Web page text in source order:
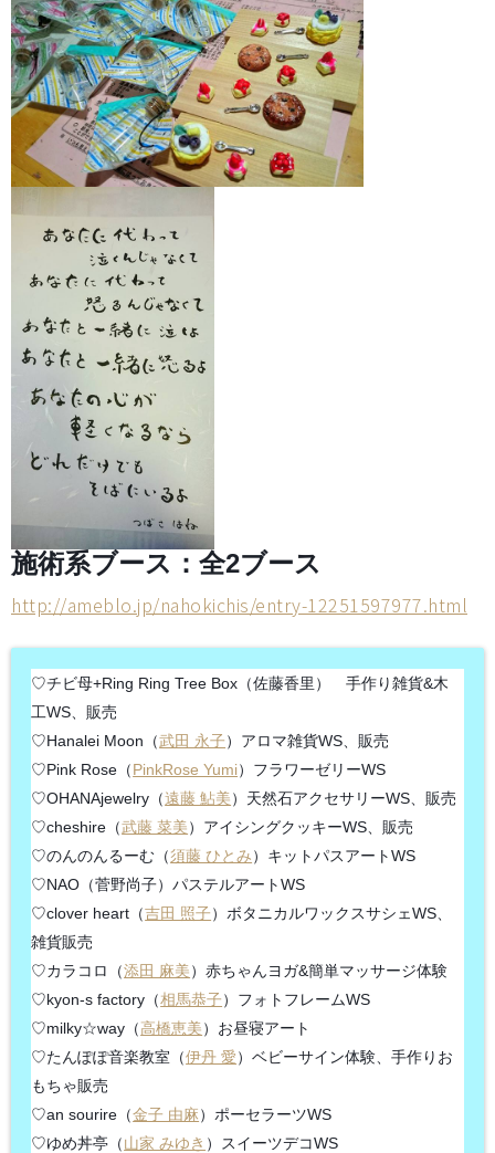
施術系ブース：全2ブース
http://ameblo.jp/nahokichis/entry-12251597977.html
♡チビ母+Ring Ring Tree Box（佐藤香里） 手作り雑貨&木
工WS、販売
♡Hanalei Moon（武田 永子）アロマ雑貨WS、販売
♡Pink Rose（PinkRose Yumi）フラワーゼリーWS
♡OHANAjewelry（遠藤 鮎美）天然石アクセサリーWS、販売
♡cheshire（武藤 菜美）アイシングクッキーWS、販売
♡のんのんるーむ（須藤 ひとみ）キットパスアートWS
♡NAO（菅野尚子）パステルアートWS
♡clover heart（吉田 照子）ボタニカルワックスサシェWS、
雑貨販売
♡カラコロ（添田 麻美）赤ちゃんヨガ&簡単マッサージ体験
♡kyon-s factory（相馬恭子）フォトフレームWS
♡milky☆way（高橋恵美）お昼寝アート
♡たんぽぽ音楽教室（伊丹 愛）ベビーサイン体験、手作りお
もちゃ販売
♡an sourire（金子 由麻）ポーセラーツWS
♡ゆめ丼亭（山家 みゆき ）スイーツデコWS